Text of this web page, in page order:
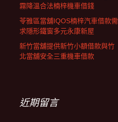
霧降溫合法楠梓機車借錢
苓雅區當舖IQOS楠梓汽車借款需
求隱形鐵窗多元永康新屋
新竹當舖提供新竹小額借款與竹
北當舖安全三重機車借款
近期留言